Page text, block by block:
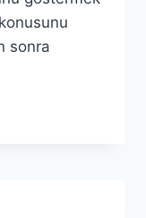
sonra